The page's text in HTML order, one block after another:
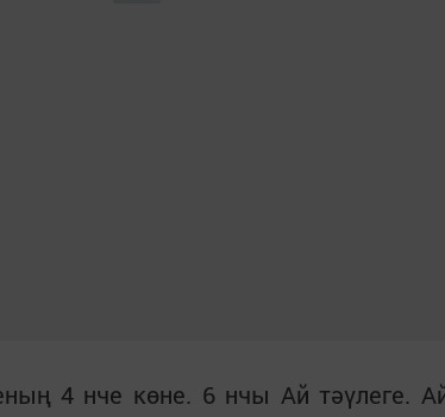
4 нче көне. 6 нчы Ай тәүлеге.